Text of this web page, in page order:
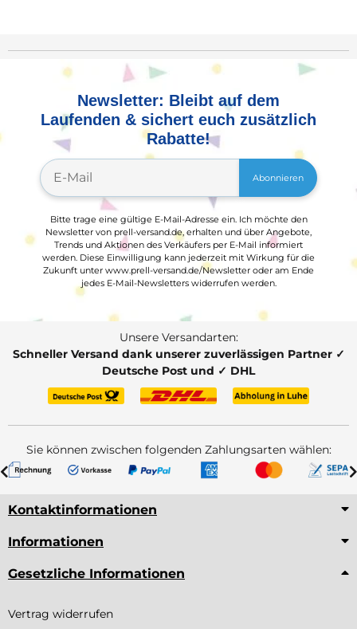
Newsletter: Bleibt auf dem
Laufenden & sichert euch zusätzlich
Rabatte!
Abonnieren
Bitte trage eine gültige E-Mail-Adresse ein. Ich möchte den
Newsletter von prell-versand.de, erhalten und über Angebote,
Trends und Aktionen des Verkäufers per E-Mail informiert
werden. Diese Einwilligung kann jederzeit mit Wirkung für die
Zukunft unter www.prell-versand.de/Newsletter oder am Ende
jedes E-Mail-Newsletters widerrufen werden.
Unsere Versandarten:
Schneller Versand dank unserer zuverlässigen Partner ✓
Deutsche Post und ✓ DHL
Sie können zwischen folgenden Zahlungsarten wählen:
Kontaktinformationen
Informationen
Gesetzliche Informationen
Vertrag widerrufen